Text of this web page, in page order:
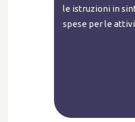
le istruzioni in
spese per le